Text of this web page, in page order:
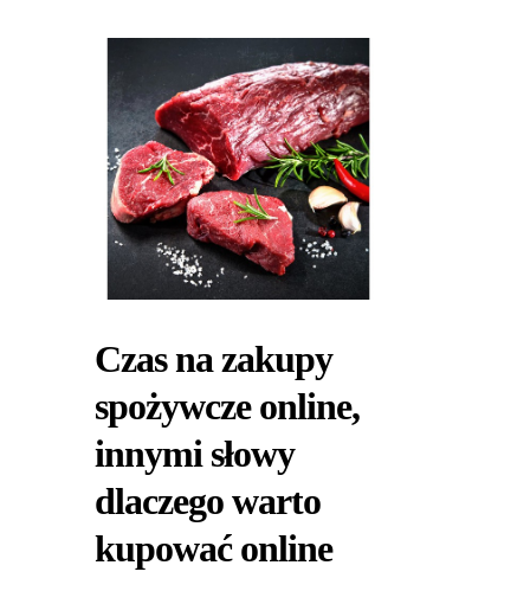
Czas na zakupy
spożywcze online,
innymi słowy
dlaczego warto
kupować online